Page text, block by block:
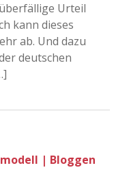
Urteil
kann dieses
ab. Und dazu
deutschen
| Bloggen